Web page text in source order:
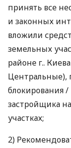
принять все
и законных
вложили
земельных
районе г..
Центральные),
блокирования /
застройщика
участках;
2)